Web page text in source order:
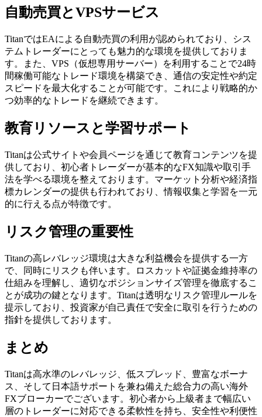
自動売買とVPSサービス
TitanではEAによる自動売買の利用が認められており、シス
テムトレーダーにとっても魅力的な環境を提供しておりま
す。また、VPS（仮想専用サーバー）を利用することで24時
間稼働可能なトレード環境を構築でき、通信の安定性や約定
スピードを最大化することが可能です。これにより戦略的か
つ効率的なトレードを継続できます。
教育リソースと学習サポート
Titanは公式サイトや会員ページを通じて教育コンテンツを提
供しており、初心者トレーダーが基本的なFX知識や取引手
法を学べる環境を整えております。マーケット分析や経済指
標カレンダーの提供も行われており、情報収集と学習を一元
的に行える点が特徴です。
リスク管理の重要性
Titanの高レバレッジ環境は大きな利益機会を提供する一方
で、同時にリスクも伴います。ロスカットや証拠金維持率の
仕組みを理解し、適切なポジションサイズ管理を徹底するこ
とが成功の鍵となります。Titanは透明なリスク管理ルールを
提示しており、投資家が自己責任で安全に取引を行うための
指針を提供しております。
まとめ
Titanは高水準のレバレッジ、低スプレッド、豊富なボーナ
ス、そして日本語サポートを兼ね備えた総合力の高い海外
FXブローカーでございます。初心者から上級者まで幅広い
層のトレーダーに対応できる柔軟性を持ち、安全性や利便性